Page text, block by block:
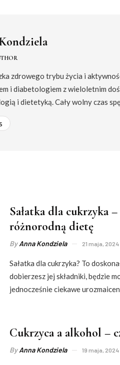
zdrowego trybu życia i
i diabetologiem z wieloletnim
i dietetyką. Cały wolny czas
Sałatka dla cukrzyka
różnorodną dietę
ByAnna Kondziela 21 maja, 2024
Sałatka dla cukrzyka? To
dobierzesz jej składniki, będzie
jednocześnie ciekawe
Cukrzyca a alkohol –
ByAnna Kondziela 19 maja, 2024